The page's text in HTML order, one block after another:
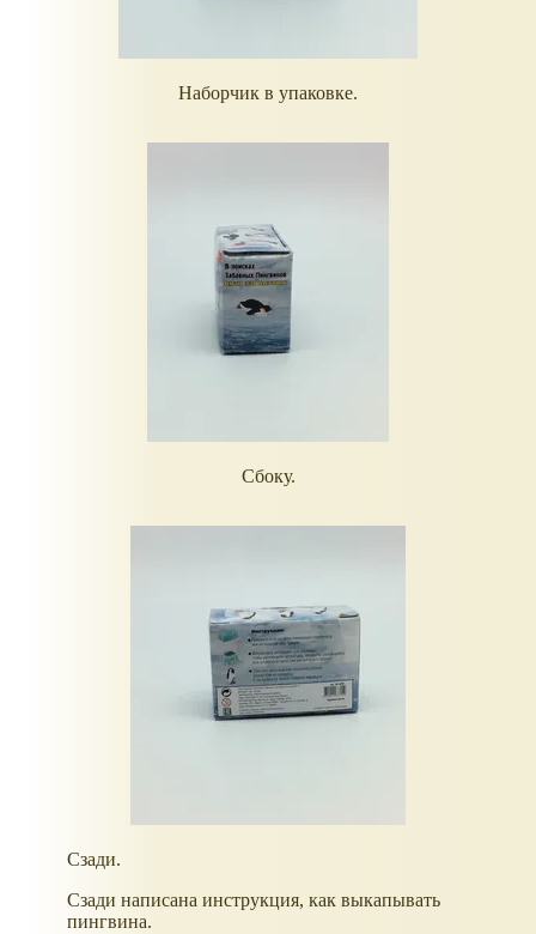
Наборчик в упаковке.
Сбоку.
Сзади.
Сзади написана инструкция, как выкапывать
пингвина.